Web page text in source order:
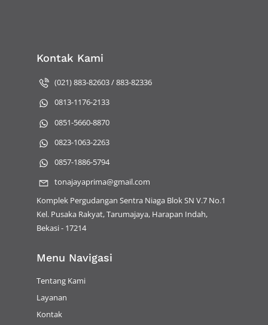
Kontak Kami
(021) 883-82603 / 883-82336
0813-1176-2133
0851-5660-8870
0823-1063-2263
0857-1886-5794
tonajayaprima@gmail.com
Komplek Pergudangan Sentra Niaga Blok SN V.7 No.1
Kel. Pusaka Rakyat, Tarumajaya, Harapan Indah,
Bekasi - 17214
Menu Navigasi
Tentang Kami
Layanan
Kontak